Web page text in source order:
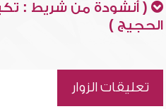
( أنشودة من شريط :
الحجيج )
تعليقات الزوار